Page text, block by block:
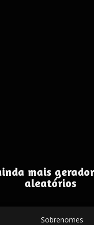
mais
aleatórios
Sobrenomes